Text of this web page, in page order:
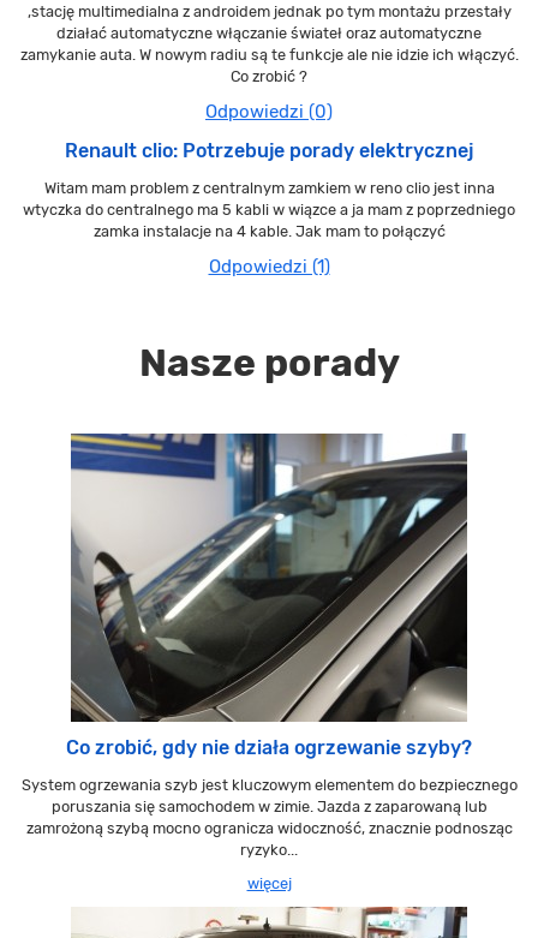
,stację multimedialna z androidem jednak po tym montażu przestały
działać automatyczne włączanie świateł oraz automatyczne
zamykanie auta. W nowym radiu są te funkcje ale nie idzie ich włączyć.
Co zrobić ?
Odpowiedzi (0)
Renault clio: Potrzebuje porady elektrycznej
Witam mam problem z centralnym zamkiem w reno clio jest inna
wtyczka do centralnego ma 5 kabli w wiązce a ja mam z poprzedniego
zamka instalacje na 4 kable. Jak mam to połączyć
Odpowiedzi (1)
Nasze porady
Co zrobić, gdy nie działa ogrzewanie szyby?
System ogrzewania szyb jest kluczowym elementem do bezpiecznego
poruszania się samochodem w zimie. Jazda z zaparowaną lub
zamrożoną szybą mocno ogranicza widoczność, znacznie podnosząc
ryzyko...
więcej